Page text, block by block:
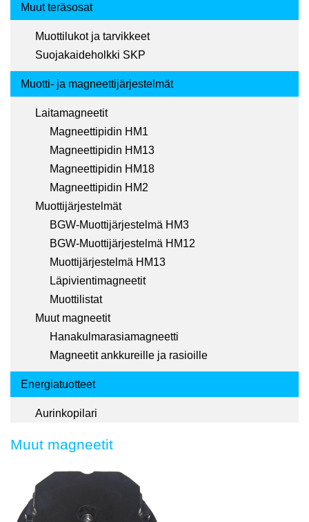
Muut teräsosat
Muottilukot ja tarvikkeet
Suojakaideholkki SKP
Muotti- ja magneettijärjestelmät
Laitamagneetit
Magneettipidin HM1
Magneettipidin HM13
Magneettipidin HM18
Magneettipidin HM2
Muottijärjestelmät
BGW-Muottijärjestelmä HM3
BGW-Muottijärjestelmä HM12
Muottijärjestelmä HM13
Läpivientimagneetit
Muottilistat
Muut magneetit
Hanakulmarasiamagneetti
Magneetit ankkureille ja rasioille
Energiatuotteet
Aurinkopilari
Muut magneetit